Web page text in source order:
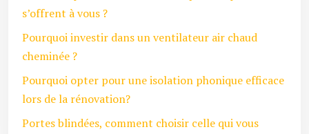
s’offrent à vous ?
Pourquoi investir dans un ventilateur air chaud
cheminée ?
Pourquoi opter pour une isolation phonique efficace
lors de la rénovation?
Portes blindées, comment choisir celle qui vous